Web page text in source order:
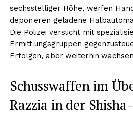
sechsstelliger Höhe, werfen
deponieren geladene
Die Polizei versucht mit
Ermittlungsgruppen
Erfolgen, aber weiterhin
Schusswaffen im
Razzia in der